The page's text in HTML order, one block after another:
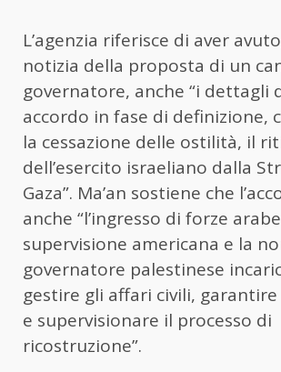
L’agenzia riferisce di aver
notizia della proposta di un
governatore, anche “i dettagli
accordo in fase di definizione,
la cessazione delle ostilità, il
dell’esercito israeliano dalla
Gaza”. Ma’an sostiene che
anche “l’ingresso di forze
supervisione americana e la
governatore palestinese
gestire gli affari civili, garantire
e supervisionare il processo di
ricostruzione”.